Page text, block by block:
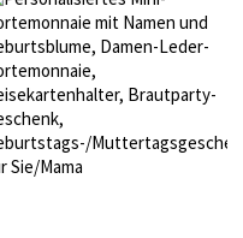
Geschenk für
Kinder/Familie/Freunde